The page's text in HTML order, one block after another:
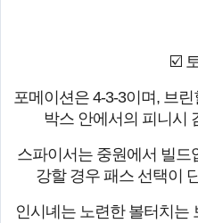
☑️
포메이션은 4-3-3이며, 브
박스 안에서의 피니시
스파이서는 중원에서 빌드
강할 경우 패스 선택이
인시녜는 노련한 볼터치는